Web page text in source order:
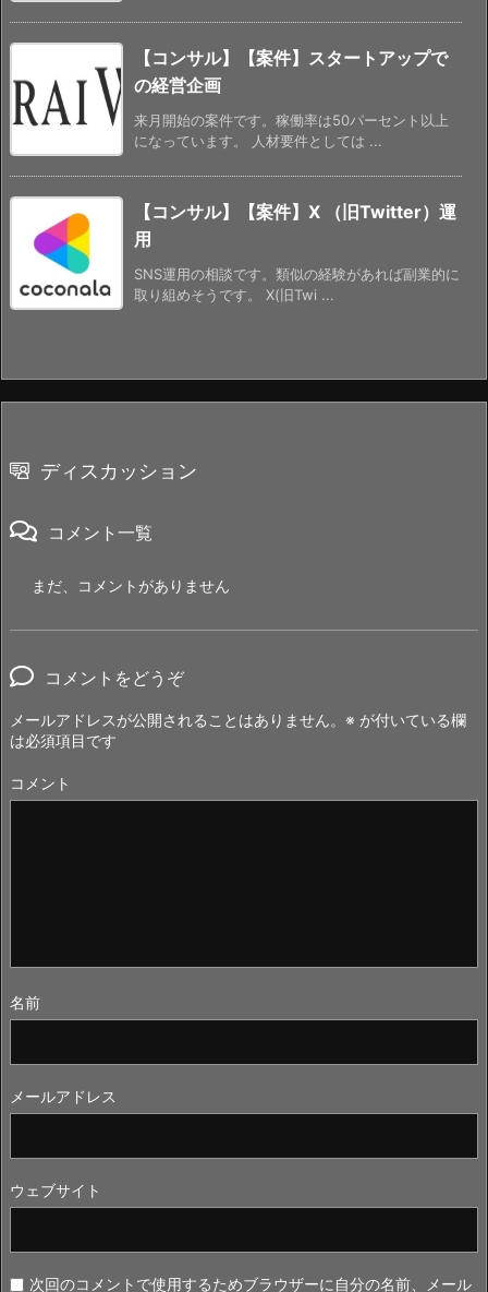
【コンサル】【案件】スタートアップで
の経営企画
来月開始の案件です。稼働率は50パーセント以上
になっています。 人材要件としては ...
【コンサル】【案件】X （旧Twitter）運
用
SNS運用の相談です。類似の経験があれば副業的に
取り組めそうです。 Ⅹ(旧Twi ...
ディスカッション
コメント一覧
まだ、コメントがありません
コメントをどうぞ
メールアドレスが公開されることはありません。 ※ が付いている欄
は必須項目です
コメント
名前
メールアドレス
ウェブサイト
次回のコメントで使用するためブラウザーに自分の名前、メール